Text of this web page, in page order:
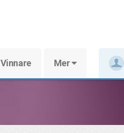
Vinnare Mer